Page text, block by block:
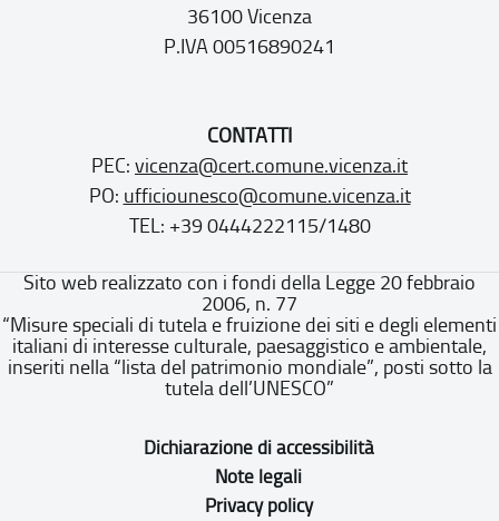
36100 Vicenza
P.IVA 00516890241
CONTATTI
PEC: vicenza@cert.comune.vicenza.it
PO: ufficiounesco@comune.vicenza.it
TEL: +39 0444222115/1480
Sito web realizzato con i fondi della Legge 20 febbraio
2006, n. 77
“Misure speciali di tutela e fruizione dei siti e degli elementi
italiani di interesse culturale, paesaggistico e ambientale,
inseriti nella “lista del patrimonio mondiale”, posti sotto la
tutela dell’UNESCO”
Dichiarazione di accessibilità
Note legali
Privacy policy